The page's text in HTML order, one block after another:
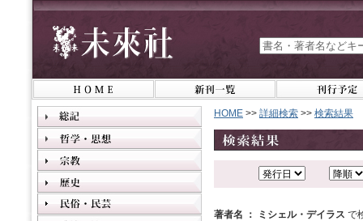
HOME >> 詳細検索 >> 検索結果
著者名 ： ミシェル・デイラス で